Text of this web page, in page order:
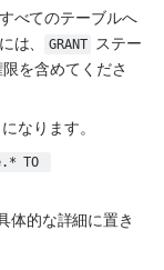
べてのテーブルへ
は、
GRANT
ステー
を含めてくださ
なります。
TO
体的な詳細に置き